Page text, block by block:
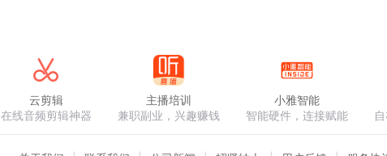
云剪辑
在线音频剪辑神器
主播培训
兼职副业，兴趣赚钱
小雅智能
智能硬件，连接赋能